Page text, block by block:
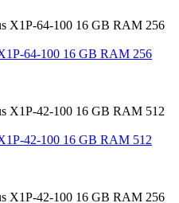
64-100 16 GB RAM 256
42-100 16 GB RAM 512